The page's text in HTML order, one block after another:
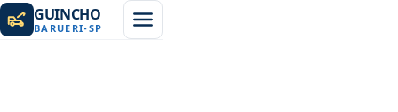
GUINCHO
BARUERI-SP